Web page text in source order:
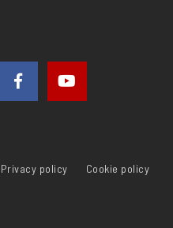
Privacy policy Cookie policy